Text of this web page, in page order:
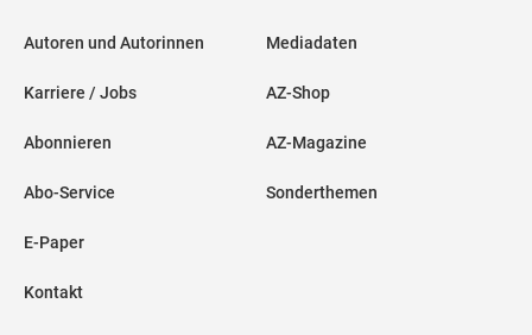
Autoren und Autorinnen
Karriere / Jobs
Abonnieren
Abo-Service
E-Paper
Kontakt
Mediadaten
AZ-Shop
AZ-Magazine
Sonderthemen